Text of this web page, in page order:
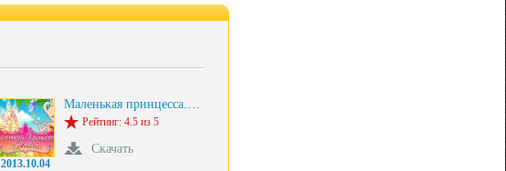
2013.10.04
Маленькая принцесса.…
Рейтинг: 4.5 из 5
Скачать